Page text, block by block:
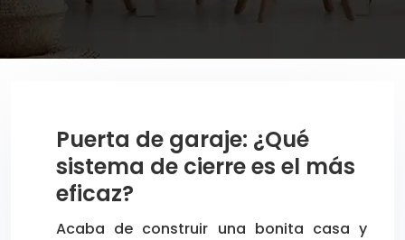
Puerta de garaje: ¿Qué
sistema de cierre es el más
eficaz?
Acaba de construir una bonita casa y